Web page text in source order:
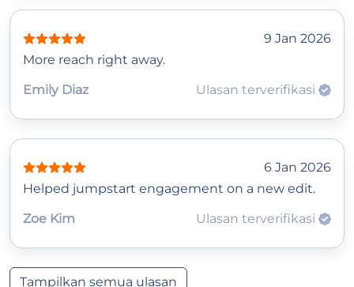
9 Jan 2026
More reach right away.
Emily Diaz
Ulasan terverifikasi
6 Jan 2026
Helped jumpstart engagement on a new edit.
Zoe Kim
Ulasan terverifikasi
Tampilkan semua ulasan